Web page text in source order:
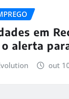
em
alerta
out